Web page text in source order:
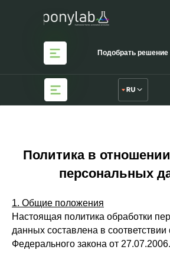
Подобрать решение
Политика в
персональных
1. Общие положения
Настоящая политика обработки
данных составлена в
Федерального закона от